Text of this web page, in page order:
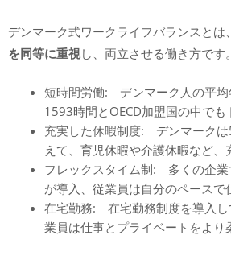
デンマーク式ワークライフバランスとは、
を同等に重視し、両立させる働き方です。
短時間労働: デンマーク人の平均
1593時間とOECD加盟国の中でも
充実した休暇制度: デンマークは
えて、育児休暇や介護休暇など、
フレックスタイム制: 多くの企業
が導入、従業員は自分のペースで
在宅勤務: 在宅勤務制度を導入し
業員は仕事とプライベートをより